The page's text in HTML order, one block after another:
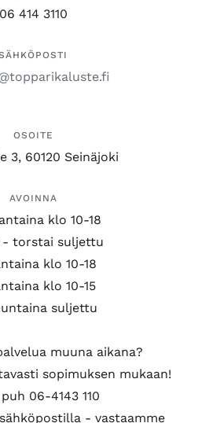
06 414 3110
OSOITE
3, 60120 Seinäjoki
AVOINNA
klo 10-18
- torstai suljettu
klo 10-18
klo 10-15
suljettu
muuna aikana?
sopimuksen mukaan!
06-4143 110
- vastaamme